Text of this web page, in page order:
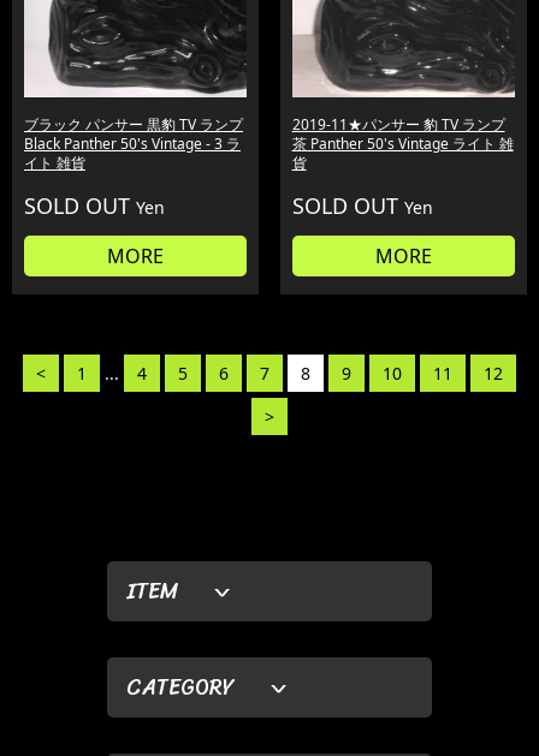
ITEM
CATEGORY
ブラック パンサー 黒豹 TV ランプ
Black Panther 50's Vintage - 3 ラ
イト 雑貨
SOLD OUT Yen
MORE
2019-11★パンサー 豹 TV ランプ
茶 Panther 50's Vintage ライト 雑
貨
SOLD OUT Yen
MORE
< 1 ... 4 5 6 7 8 9 10 11
12
>